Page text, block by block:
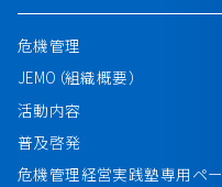
危機管理
JEMO（組織概要）
活動内容
普及啓発
危機管理経営実践塾専用ペー